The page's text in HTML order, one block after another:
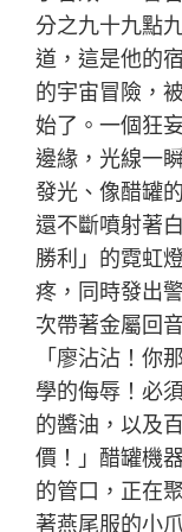
分之九十九點
道，這是他的
的宇宙冒險，
始了。一個狂
邊緣，光線一
發光、像醋罐
還不斷噴射著
勝利」的霓虹
疼，同時發出
次帶著金屬回
「廖沾沾！你
學的侮辱！必
的醬油，以及
價！」醋罐機
的管口，正在
著燕尾服的小